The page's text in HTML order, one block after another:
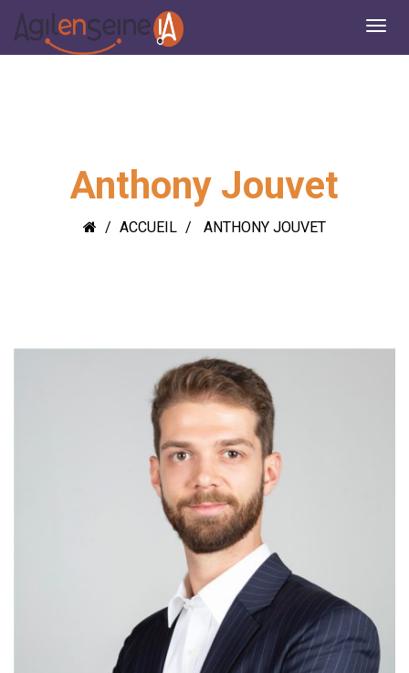
Anthony Jouvet
ACCUEIL ANTHONY JOUVET